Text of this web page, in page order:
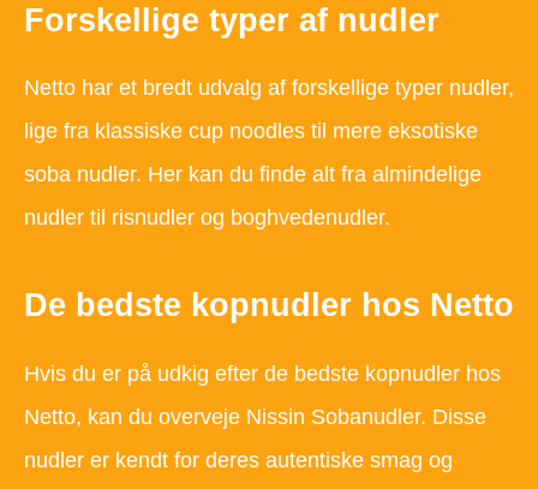
Forskellige typer af nudler
Netto har et bredt udvalg af forskellige typer nudler,
lige fra klassiske cup noodles til mere eksotiske
soba nudler. Her kan du finde alt fra almindelige
nudler til risnudler og boghvedenudler.
De bedste kopnudler hos Netto
Hvis du er på udkig efter de bedste kopnudler hos
Netto, kan du overveje Nissin Sobanudler. Disse
nudler er kendt for deres autentiske smag og